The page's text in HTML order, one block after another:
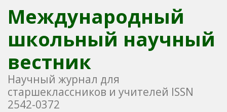
Международный
школьный научный
вестник
Научный журнал для
старшеклассников и учителей ISSN
2542-0372